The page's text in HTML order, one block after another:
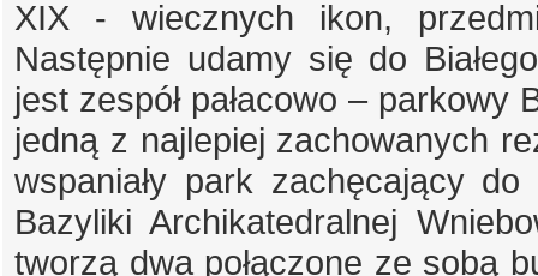
XIX - wiecznych ikon,
Następnie udamy się do
jest zespół pałacowo – parkowy
jedną z najlepiej zachowanych
wspaniały park zachęcający
Bazyliki Archikatedralnej
tworzą dwa połączone ze sobą